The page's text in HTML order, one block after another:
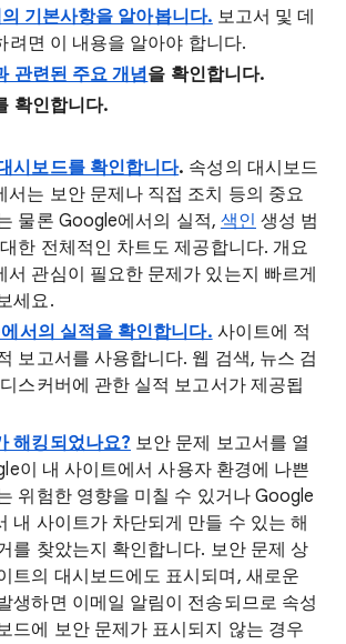
기본사항을 알아봅니다. 보고서 및 데
려면 이 내용을 알아야 합니다.
관련된 주요 개념을 확인합니다.
확인합니다.
시보드를 확인합니다. 속성의 대시보드
서는 보안 문제나 직접 조치 등의 중요
물론 Google에서의 실적, 색인 생성 범
한 전체적인 차트도 제공합니다. 개요
서 관심이 필요한 문제가 있는지 빠르게
세요.
서의 실적을 확인합니다. 사이트에 적
보고서를 사용합니다. 웹 검색, 뉴스 검
스커버에 관한 실적 보고서가 제공됩
해킹되었나요? 보안 문제 보고서를 열
이 내 사이트에서 사용자 환경에 나쁜
위험한 영향을 미칠 수 있거나 Google
내 사이트가 차단되게 만들 수 있는 해
를 찾았는지 확인합니다. 보안 문제 상
트의 대시보드에도 표시되며, 새로운
생하면 이메일 알림이 전송되므로 속성
드에 보안 문제가 표시되지 않는 경우